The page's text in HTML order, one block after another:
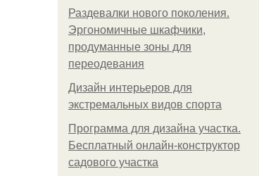
Раздевалки нового поколения.
Эргономичные шкафчики,
продуманные зоны для
переодевания
Дизайн интерьеров для
экстремальных видов спорта
Программа для дизайна участка.
Бесплатный онлайн-конструктор
садового участка